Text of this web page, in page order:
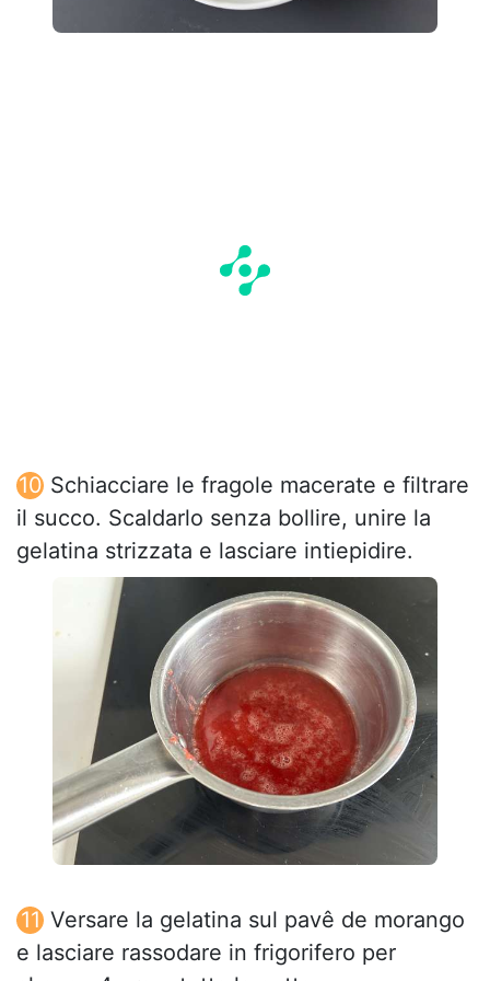
Schiacciare le fragole macerate e filtrare
il succo. Scaldarlo senza bollire, unire la
gelatina strizzata e lasciare intiepidire.
Versare la gelatina sul pavê de morango
e lasciare rassodare in frigorifero per